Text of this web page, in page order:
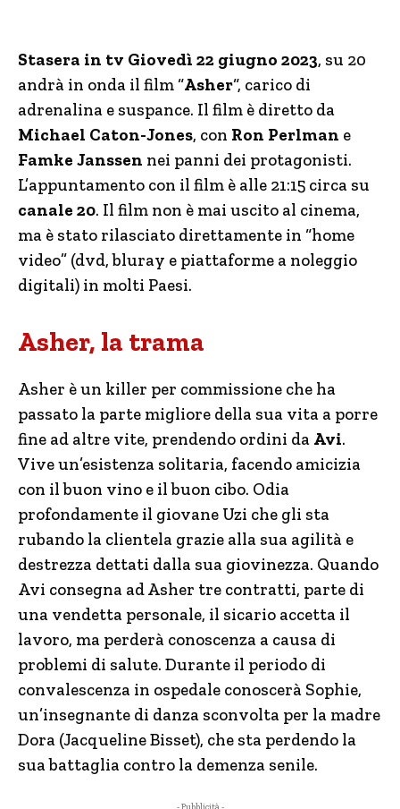
Stasera in tv Giovedì 22 giugno 2023, su 20
andrà in onda il film “Asher“, carico di
adrenalina e suspance. Il film è diretto da
Michael Caton-Jones, con Ron Perlman e
Famke Janssen nei panni dei protagonisti.
L’appuntamento con il film è alle 21:15 circa su
canale 20. Il film non è mai uscito al cinema,
ma è stato rilasciato direttamente in “home
video” (dvd, bluray e piattaforme a noleggio
digitali) in molti Paesi.
Asher, la trama
Asher è un killer per commissione che ha
passato la parte migliore della sua vita a porre
fine ad altre vite, prendendo ordini da Avi.
Vive un’esistenza solitaria, facendo amicizia
con il buon vino e il buon cibo. Odia
profondamente il giovane Uzi che gli sta
rubando la clientela grazie alla sua agilità e
destrezza dettati dalla sua giovinezza. Quando
Avi consegna ad Asher tre contratti, parte di
una vendetta personale, il sicario accetta il
lavoro, ma perderà conoscenza a causa di
problemi di salute. Durante il periodo di
convalescenza in ospedale conoscerà Sophie,
un’insegnante di danza sconvolta per la madre
Dora (Jacqueline Bisset), che sta perdendo la
sua battaglia contro la demenza senile.